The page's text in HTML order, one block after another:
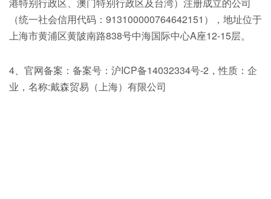
（统一社会信用代码：913100000764642151），地址位于
上海市黄浦区黄陂南路838号中海国际中心A座12-15层。
4、官网备案：备案号：沪ICP备14032334号-2，性质：企
业，名称:戴森贸易（上海）有限公司